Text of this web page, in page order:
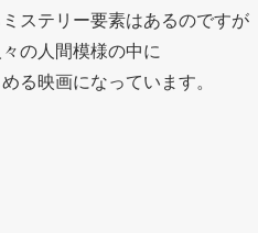
ステリー要素はあるのですが
の人間模様の中に
る映画になっています。